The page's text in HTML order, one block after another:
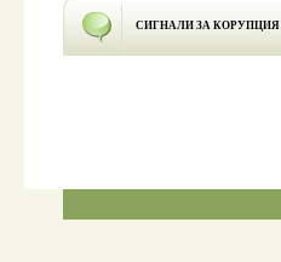
СИГНАЛИ ЗА КОРУПЦИЯ